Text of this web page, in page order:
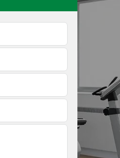
Débarras de maison